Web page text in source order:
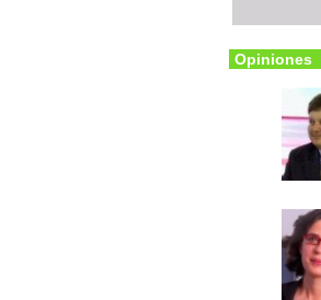
Opiniones